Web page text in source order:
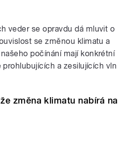
veder se opravdu dá mluvit o
se změnou klimatu a
počínání mají konkrétní
a zesilujících vln
změna klimatu nabírá na